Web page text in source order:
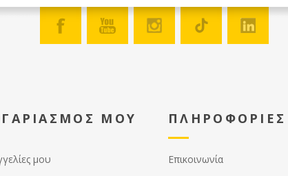
πλαστικά πλαίσια ANEL
διατίθενται επικερωμένα ή
βουτάτε μέσα στο λιωμένο κερί.
απολυμαίνονται σε διάλυμα
καυστικής ποτάσας 5% σε
ΜΟΥ
μου
ΠΛΗΡΟΦΟΡΙΕΣ
Επικοινωνία